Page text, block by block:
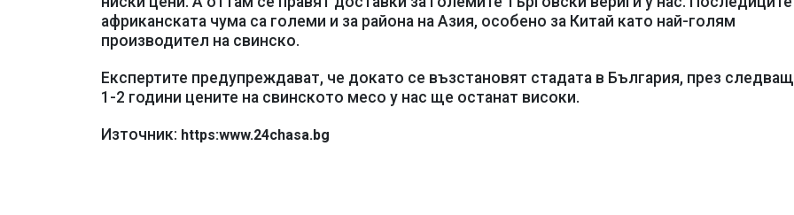
африканската чума са големи и за района на Азия, особено за Китай като най-голям
производител на свинско.
Експертите предупреждават, че докато се възстановят стадата в България, през
1-2 години цените на свинското месо у нас ще останат високи.
Източник: https:www.24chasa.bg